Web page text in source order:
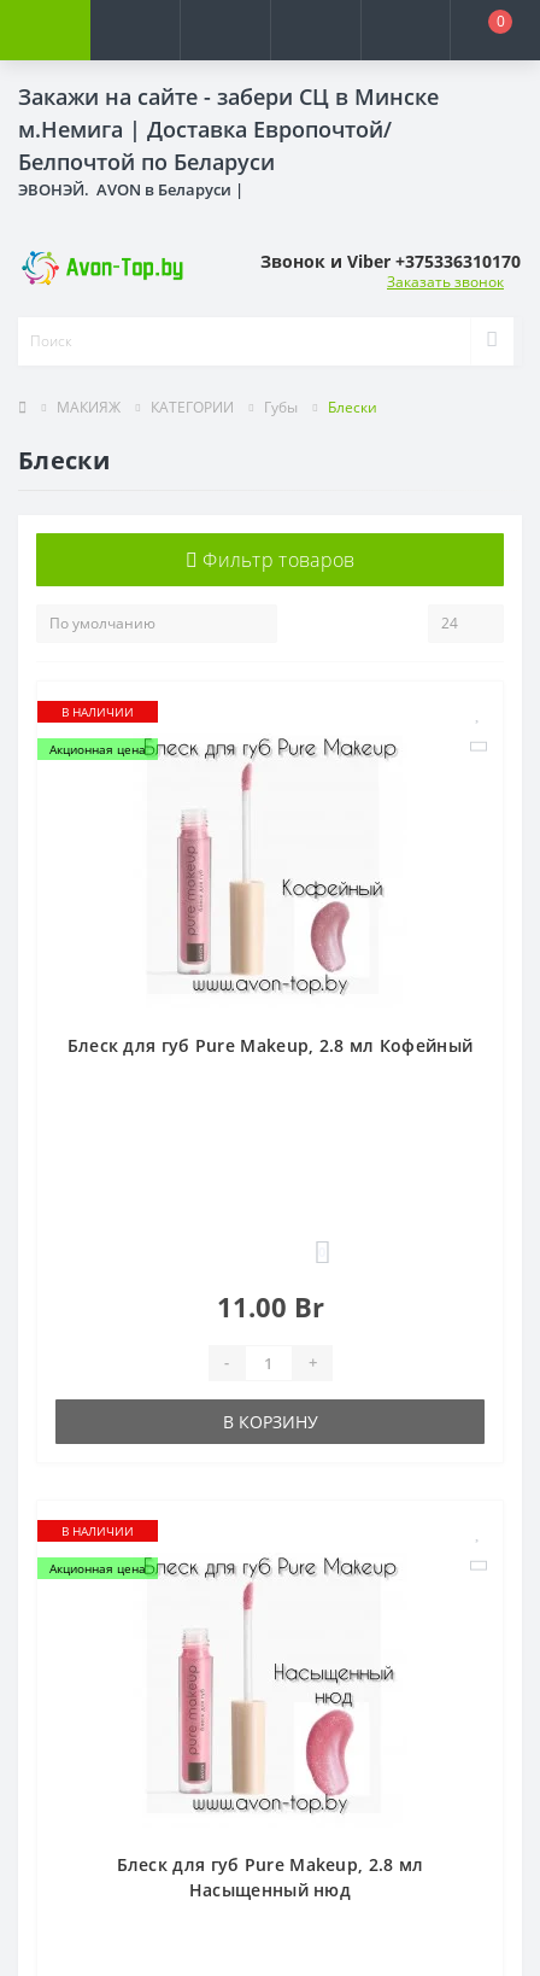
Закажи на сайте - забери СЦ в Минске
м.Немига | Доставка Европочтой/
Белпочтой по Беларуси
ЭВОНЭЙ. AVON в Беларуси |
0
Звонок и Viber +375336310170
Заказать звонок
МАКИЯЖ КАТЕГОРИИ Губы Блески
Блески
Фильтр товаров
В НАЛИЧИИ
Акционная цена
Блеск для губ Pure Makeup, 2.8 мл Кофейный
11.00 Br
- +
В КОРЗИНУ
В НАЛИЧИИ
Акционная цена
Блеск для губ Pure Makeup, 2.8 мл
Насыщенный нюд